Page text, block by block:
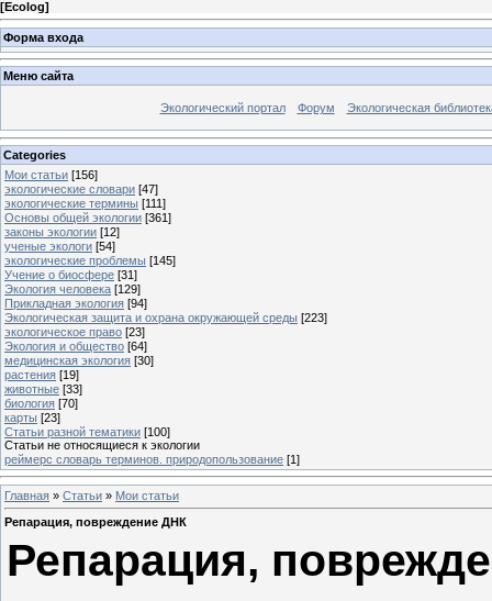
[Ecolog]
Форма входа
Меню сайта
Экологический портал Форум Экологическая
Categories
Мои статьи [156]
экологические словари [47]
экологические термины [111]
Основы общей экологии [361]
законы экологии [12]
ученые экологи [54]
экологические проблемы [145]
Учение о биосфере [31]
Экология человека [129]
Прикладная экология [94]
Экологическая защита и охрана окружающей среды [223]
экологическое право [23]
Экология и общество [64]
медицинская экология [30]
растения [19]
животные [33]
биология [70]
карты [23]
Статьи разной тематики [100]
Статьи не относящиеся к экологии
реймерс словарь терминов. природопользование [1]
Главная » Статьи » Мои статьи
Репарация, повреждение ДНК
Репарация,